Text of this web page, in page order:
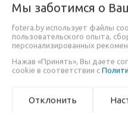
• Цветовая температура от
• Индекс цветопередачи (CRI)
Мы заботимся о
fotera.by использует файлы
пользовательского опыта,
персонализированных
Нажав «Принять», Вы даете
cookie в соответствии с
Отклонить